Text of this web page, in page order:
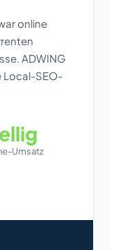
online
ADWING
Local-SEO-
Umsatz